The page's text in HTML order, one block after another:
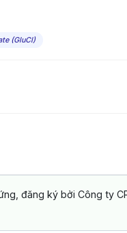
(GluCl)
đăng ký bởi Công ty